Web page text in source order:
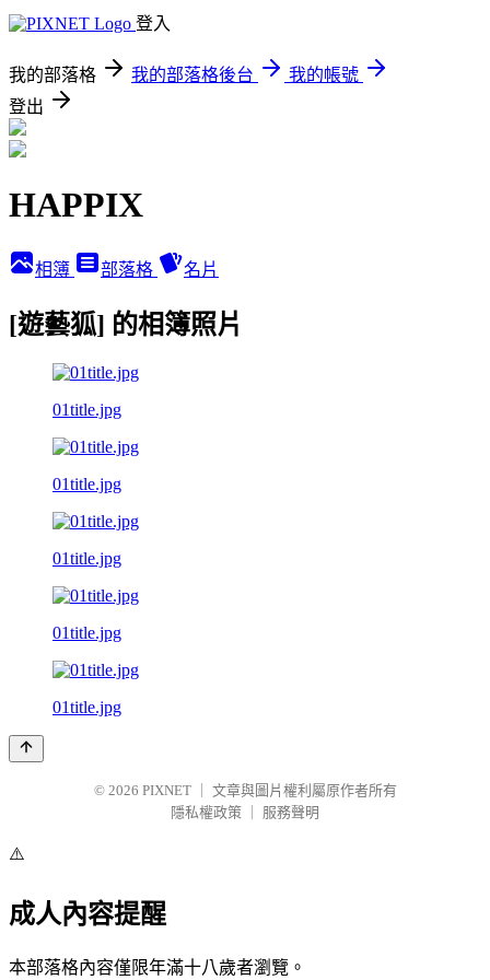
登入
我的部落格 我的部落格後台
我的帳號
登出
HAPPIX
相簿 部落格 名片
[遊藝狐] 的相簿照片
01title.jpg
01title.jpg
01title.jpg
01title.jpg
01title.jpg
© 2026 PIXNET
文章與圖片權利屬原作者所有
隱私權政策
服務聲明
⚠️
成人內容提醒
本部落格內容僅限年滿十八歲者瀏覽。